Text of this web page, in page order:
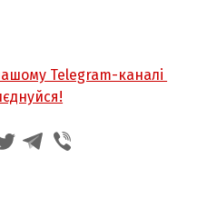
Telegram-каналі